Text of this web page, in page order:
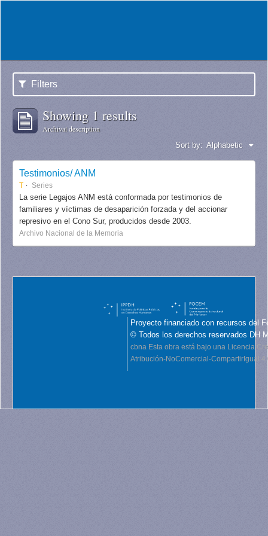
Filters
Showing 1 results
Archival description
Sort by: Alphabetic
Testimonios/ ANM
T Series
La serie Legajos ANM está conformada por testimonios de
familiares y víctimas de desaparición forzada y del accionar
represivo en el Cono Sur, producidos desde 2003.
Archivo Nacional de la Memoria
Proyecto financiado con recursos del
© Todos los derechos reservados DH
cbna Esta obra está bajo una Licencia
Atribución-NoComercial-CompartirIgual